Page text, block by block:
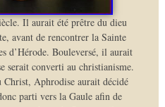
Il aurait été prêtre du dieu
avant de rencontrer la Sainte
d’Hérode. Bouleversé, il aurait
serait converti au christianisme.
Aphrodise aurait décidé
parti vers la Gaule afin de